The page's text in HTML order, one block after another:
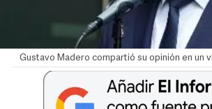
Gustavo Madero compartió su opinión en un